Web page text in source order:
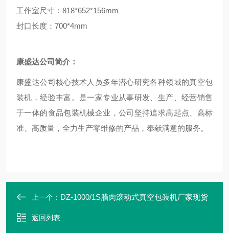
工作室尺寸：818*652*156mm
封口长度：700*4mm
康盛达公司简介：
康盛达公司核心技术人员多年潜心研究各种领域的真空包
装机，经验丰富。是一家专业从事研发、生产、经营销售
于一体的食品包装机械企业，公司坚持追求高起点、高标
准、高质量，全力生产零维修的产品，奉献满意的服务。
上一个： DZ-1000/1S腊肉滚动式真空包装机厂家现货
返回列表